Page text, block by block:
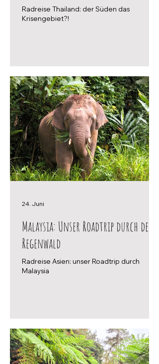
Radreise Thailand: der Süden das
Krisengebiet?!
Malaysia: Unser Roadtrip durch den
Regenwald
Radreise Asien: unser Roadtrip durch
Malaysia
24. Juni